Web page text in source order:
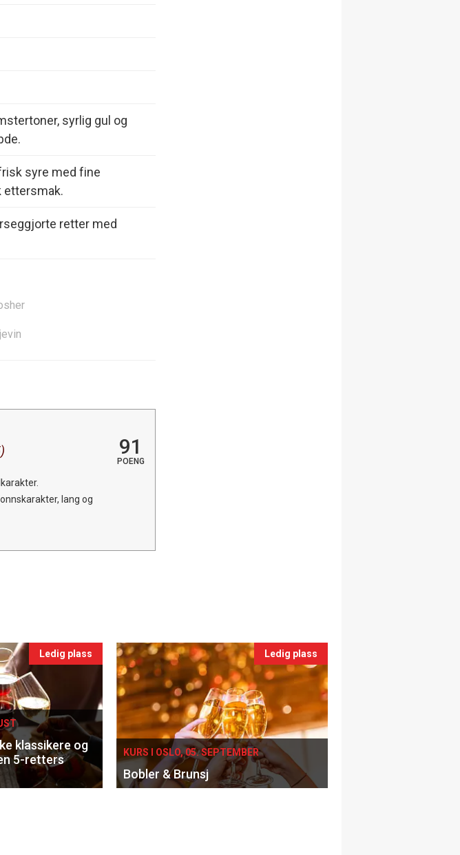
syrlig gul og
syre med fine
ettersmak.
retter med
91
POENG
lang og
Ledig plass
klassikere og
5-retters
Ledig plass
KURS I OSLO, 05. SEPTEMBER
Bobler & Brunsj